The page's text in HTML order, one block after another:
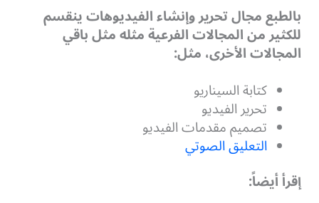
بالطبع مجال تحرير وإنشاء الفيديوهات ينقسم
للكثير من المجالات الفرعية مثله مثل باقي
المجالات الأخرى، مثل:
كتابة السيناريو
تحرير الفيديو
تصميم مقدمات الفيديو
التعليق الصوتي
إقرأ أيضاً: